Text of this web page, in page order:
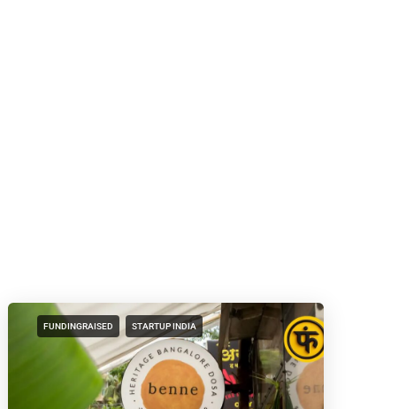
FUNDINGRAISED STARTUP INDIA